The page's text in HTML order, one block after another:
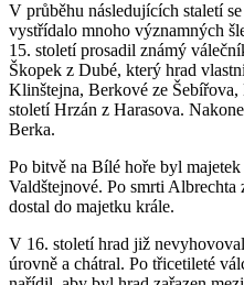
V průběhu následujících staletí
vystřídalo mnoho významných
15. století prosadil známý
Škopek z Dubé, který hrad
Klinštejna, Berkové ze
století Hrzán z Harasova.
Berka.
Po bitvě na Bílé hoře byl
Valdštejnové. Po smrti Albrechta
dostal do majetku krále.
V 16. století hrad již
úrovně a chátral. Po třicetileté